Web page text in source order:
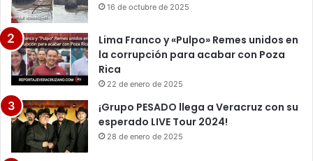
16 de octubre de 2025
Lima Franco y «Pulpo» Remes unidos en
la corrupción para acabar con Poza
Rica
22 de enero de 2025
¡Grupo PESADO llega a Veracruz con su
esperado LIVE Tour 2024!
28 de enero de 2025